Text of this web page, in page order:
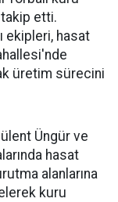
etti.
ekipleri, hasat
üretim sürecini
Üngür ve
hasat
alanlarına
kuru